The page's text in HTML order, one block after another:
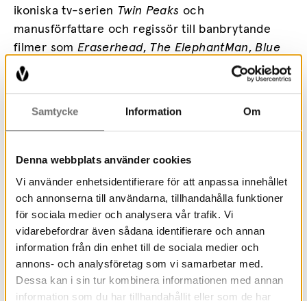
Samtycke Information Om
Denna webbplats använder cookies
Vi använder enhetsidentifierare för att anpassa innehållet
och annonserna till användarna, tillhandahålla funktioner
för sociala medier och analysera vår trafik. Vi
vidarebefordrar även sådana identifierare och annan
information från din enhet till de sociala medier och
annons- och analysföretag som vi samarbetar med.
Dessa kan i sin tur kombinera informationen med annan
information som du har tillhandahållit eller som de har
ikoniska tv-serien Twin Peaks och
manusförfattare och regissör till banbrytande
filmer som Eraserhead, The ElephantMan,Blue
Velvet
. Innan Lynch
började arbeta med film studerade han måleri vid
Vid sidan av sin karriär inom filmbranschen har
målningar, möbler, skulpturer och fotografier på
prestigefyllda konstinstitutionerrunt om i världen.
Lynch är även verksam som musiker och
kompositör och har släppt flera soloalbum. År
2018 publicerades hans memoarer Roomto
Dream(Drömvärldari svensk översättning).
Läs mer om utställningen Infinite Deep – David